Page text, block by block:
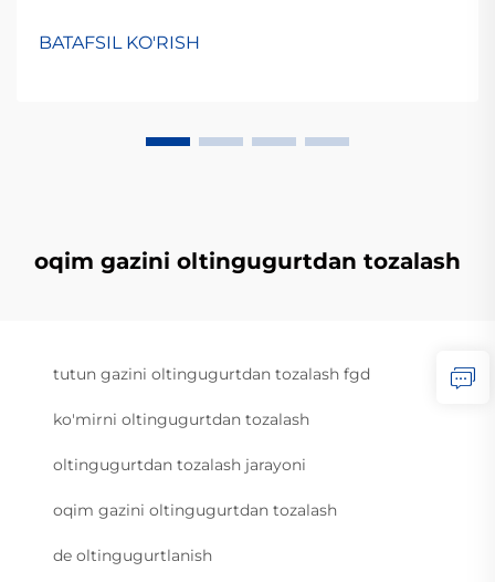
BATAFSIL KO'RISH
oqim gazini oltingugurtdan tozalash
tutun gazini oltingugurtdan tozalash fgd
ko'mirni oltingugurtdan tozalash
oltingugurtdan tozalash jarayoni
oqim gazini oltingugurtdan tozalash
de oltingugurtlanish